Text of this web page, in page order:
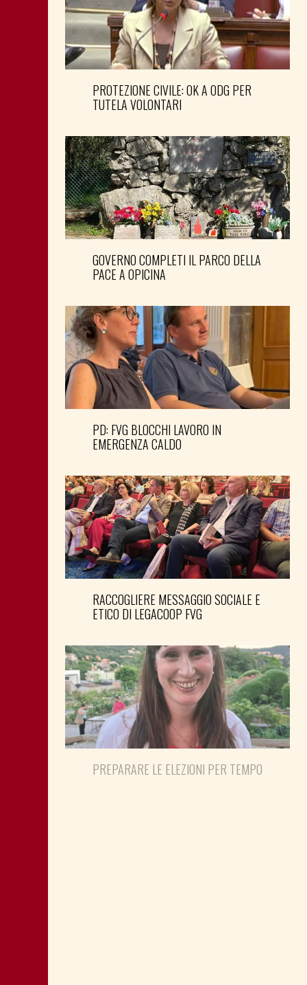
PROTEZIONE CIVILE: OK A ODG PER
TUTELA VOLONTARI
GOVERNO COMPLETI IL PARCO DELLA
PACE A OPICINA
PD: FVG BLOCCHI LAVORO IN
EMERGENZA CALDO
RACCOGLIERE MESSAGGIO SOCIALE E
ETICO DI LEGACOOP FVG
PREPARARE LE ELEZIONI PER TEMPO